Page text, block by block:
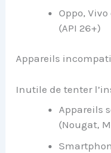
Oppo,
(API 26+)
Appareils
Inutile de tenter
Appareils
(Nougat,